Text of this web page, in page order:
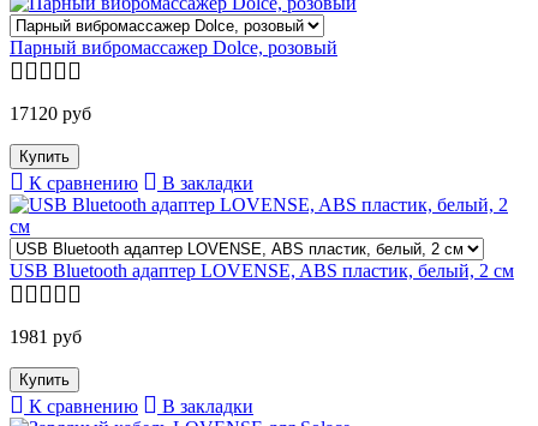
Парный вибромассажер Dolce, розовый
17120 руб
К сравнению В закладки
USB Bluetooth адаптер LOVENSE, ABS пластик, белый, 2 см
1981 руб
К сравнению В закладки